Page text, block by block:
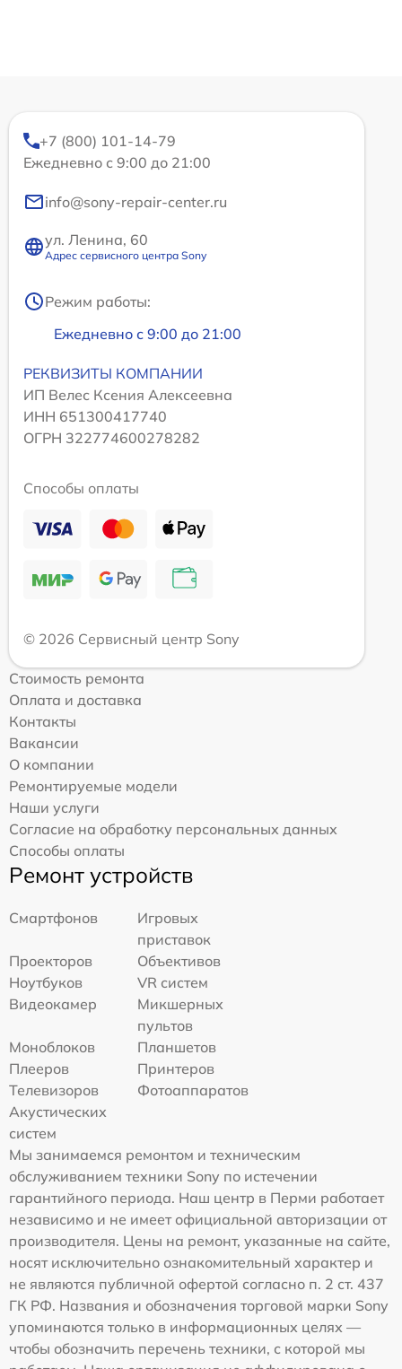
+7 (800) 101-14-79
Ежедневно с 9:00 до 21:00
info@sony-repair-center.ru
ул. Ленина, 60
Адрес сервисного центра Sony
Режим работы:
Ежедневно с 9:00 до 21:00
РЕКВИЗИТЫ КОМПАНИИ
ИП Велес Ксения Алексеевна
ИНН 651300417740
ОГРН 322774600278282
Способы оплаты
© 2026 Сервисный центр Sony
Стоимость ремонта
Оплата и доставка
Контакты
Вакансии
О компании
Ремонтируемые модели
Наши услуги
Согласие на обработку персональных данных
Способы оплаты
Ремонт устройств
Смартфонов
Игровых
приставок
Проекторов
Объективов
Ноутбуков
VR систем
Видеокамер
Микшерных
пультов
Моноблоков
Планшетов
Плееров
Принтеров
Телевизоров
Фотоаппаратов
Акустических
систем
Мы занимаемся ремонтом и техническим
обслуживанием техники Sony по истечении
гарантийного периода. Наш центр в Перми работает
независимо и не имеет официальной авторизации от
производителя. Цены на ремонт, указанные на сайте,
носят исключительно ознакомительный характер и
не являются публичной офертой согласно п. 2 ст. 437
ГК РФ. Названия и обозначения торговой марки Sony
упоминаются только в информационных целях —
чтобы обозначить перечень техники, с которой мы